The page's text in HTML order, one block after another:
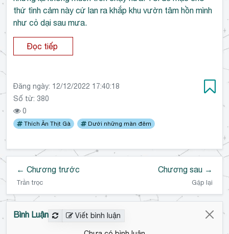
thứ tình cảm này cứ lan ra khắp khu vườn tâm hồn mình
như cỏ dại sau mưa.
Đọc tiếp
Đăng ngày: 12/12/2022 17:40:18
Số từ: 380
0
Thích Ăn Thịt Gà Dưới những màn đêm
← Chương trước
Trằn trọc
Chương sau →
Gặp lại
Bình Luận Viết bình luận